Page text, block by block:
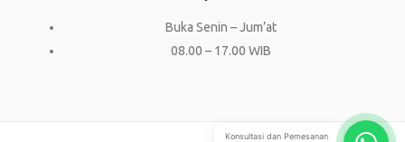
Buka Senin – Jum’at
08.00 – 17.00 WIB
Konsultasi dan Pemesanan